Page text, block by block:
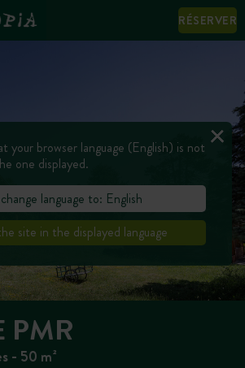
RÉSERVER
PMR
- 50 m²
your browser language (English) is not
one displayed.
language to: English
site in the displayed language